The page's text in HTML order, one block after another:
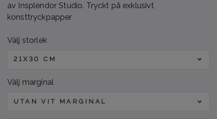
av Insplendor Studio. Tryckt på exklusivt
konsttryckpapper
Välj storlek
21X30 CM
Välj marginal
UTAN VIT MARGINAL